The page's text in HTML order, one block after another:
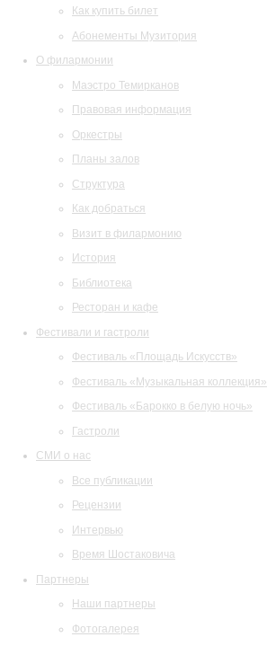
Как купить билет
Абонементы Музитория
О филармонии
Маэстро Темирканов
Правовая информация
Оркестры
Планы залов
Структура
Как добраться
Визит в филармонию
История
Библиотека
Ресторан и кафе
Фестивали и гастроли
Фестиваль «Площадь Искусств»
Фестиваль «Музыкальная коллекция»
Фестиваль «Барокко в белую ночь»
Гастроли
СМИ о нас
Все публикации
Рецензии
Интервью
Время Шостаковича
Партнеры
Наши партнеры
Фотогалерея